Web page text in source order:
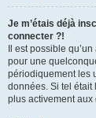
Je m’étais déjà
connecter ?!
Il est possible
pour une
périodiquement les
données. Si tel était
plus activement